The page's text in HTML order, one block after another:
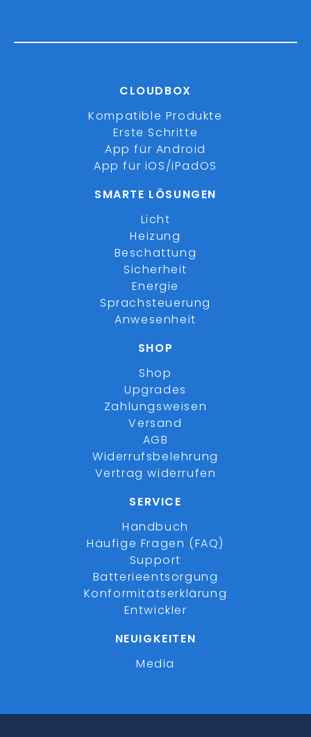
CLOUDBOX
Kompatible Produkte
Erste Schritte
App für Android
App für iOS/iPadOS
SMARTE LÖSUNGEN
Licht
Heizung
Beschattung
Sicherheit
Energie
Sprachsteuerung
Anwesenheit
SHOP
Shop
Upgrades
Zahlungsweisen
Versand
AGB
Widerrufsbelehrung
Vertrag widerrufen
SERVICE
Handbuch
Häufige Fragen (FAQ)
Support
Batterieentsorgung
Konformitätserklärung
Entwickler
NEUIGKEITEN
Media